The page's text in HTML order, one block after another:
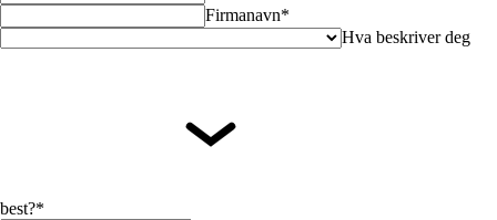
Firmanavn*
Hva beskriver deg
best?*